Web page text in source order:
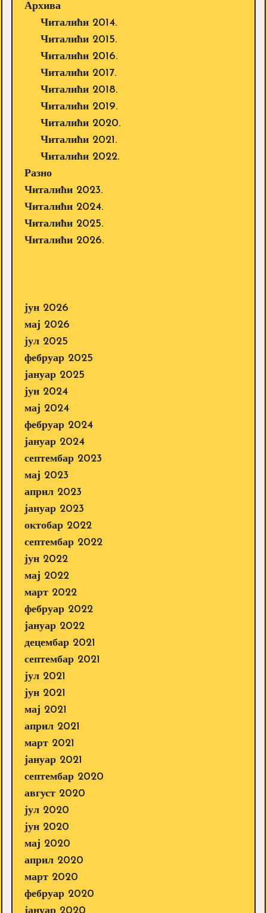
Архива
Читалићи 2014.
Читалићи 2015.
Читалићи 2016.
Читалићи 2017.
Читалићи 2018.
Читалићи 2019.
Читалићи 2020.
Читалићи 2021.
Читалићи 2022.
Разно
Читалићи 2023.
Читалићи 2024.
Читалићи 2025.
Читалићи 2026.
јун 2026
мај 2026
јул 2025
фебруар 2025
јануар 2025
јун 2024
мај 2024
фебруар 2024
јануар 2024
септембар 2023
мај 2023
април 2023
јануар 2023
октобар 2022
септембар 2022
јун 2022
мај 2022
март 2022
фебруар 2022
јануар 2022
децембар 2021
септембар 2021
јул 2021
јун 2021
мај 2021
април 2021
март 2021
јануар 2021
септембар 2020
август 2020
јул 2020
јун 2020
мај 2020
април 2020
март 2020
фебруар 2020